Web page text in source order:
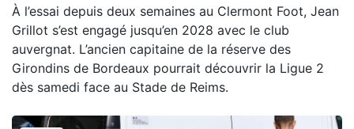
À l’essai depuis deux semaines au Clermont Foot, Jean
Grillot s’est engagé jusqu’en 2028 avec le club
auvergnat. L’ancien capitaine de la réserve des
Girondins de Bordeaux pourrait découvrir la Ligue 2
dès samedi face au Stade de Reims.